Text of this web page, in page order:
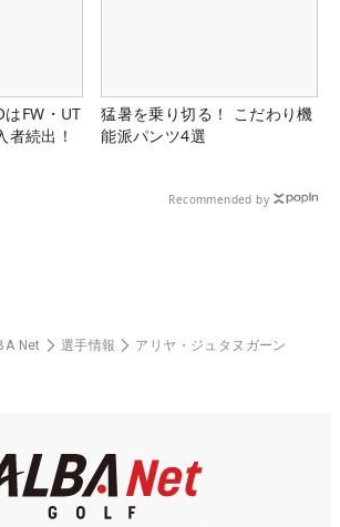
はFW・UT
者続出！
猛暑を乗り切る！ こだわり機
能派パンツ4選
Recommended by
Net 選手情報 アリヤ・ジュタヌガーン